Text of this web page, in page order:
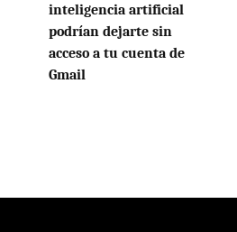
inteligencia artificial
podrían dejarte sin
acceso a tu cuenta de
Gmail